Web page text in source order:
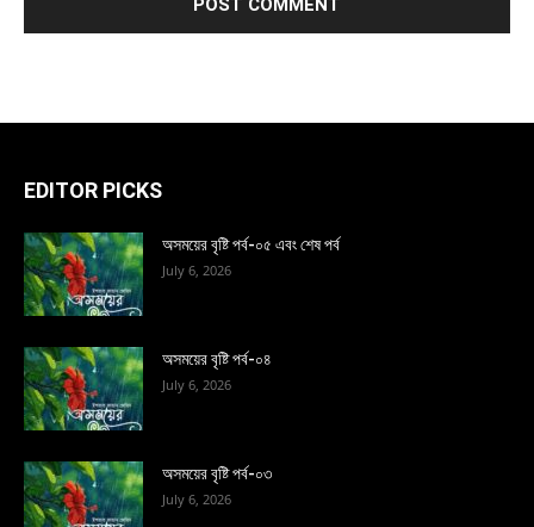
EDITOR PICKS
অসময়ের বৃষ্টি পর্ব-০৫ এবং শেষ পর্ব
July 6, 2026
অসময়ের বৃষ্টি পর্ব-০৪
July 6, 2026
অসময়ের বৃষ্টি পর্ব-০৩
July 6, 2026